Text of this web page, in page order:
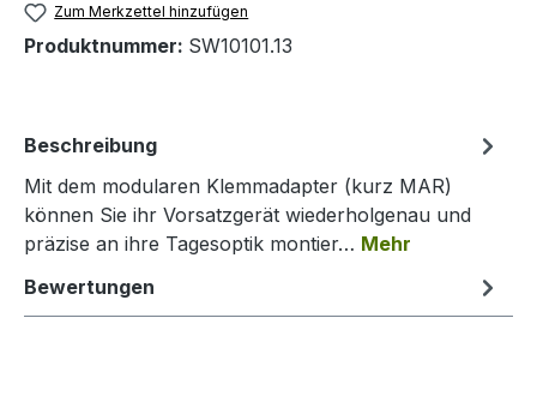
Zum Merkzettel hinzufügen
Produktnummer: SW10101.13
Beschreibung
Mit dem modularen Klemmadapter (kurz MAR)
können Sie ihr Vorsatzgerät wiederholgenau und
präzise an ihre Tagesoptik montier… Mehr
Bewertungen